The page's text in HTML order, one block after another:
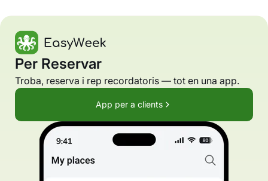
Per Reservar
Troba, reserva i rep recordatoris — tot en una app.
App per a clients